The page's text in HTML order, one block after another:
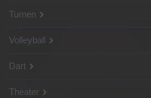
Turnen
Volleyball
Dart
Theater